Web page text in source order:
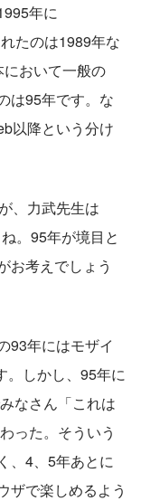
年に
たのは1989年な
おいて一般の
は95年です。な
以降という分け
、力武先生は
。95年が境目と
お考えでしょう
93年にはモザイ
。しかし、95年に
なさん「これは
った。そういう
、4、5年あとに
ザで楽しめるよう